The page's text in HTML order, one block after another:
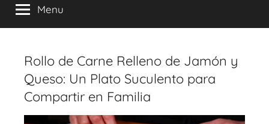
Menu
Rollo de Carne Relleno de Jamón y
Queso: Un Plato Suculento para
Compartir en Familia